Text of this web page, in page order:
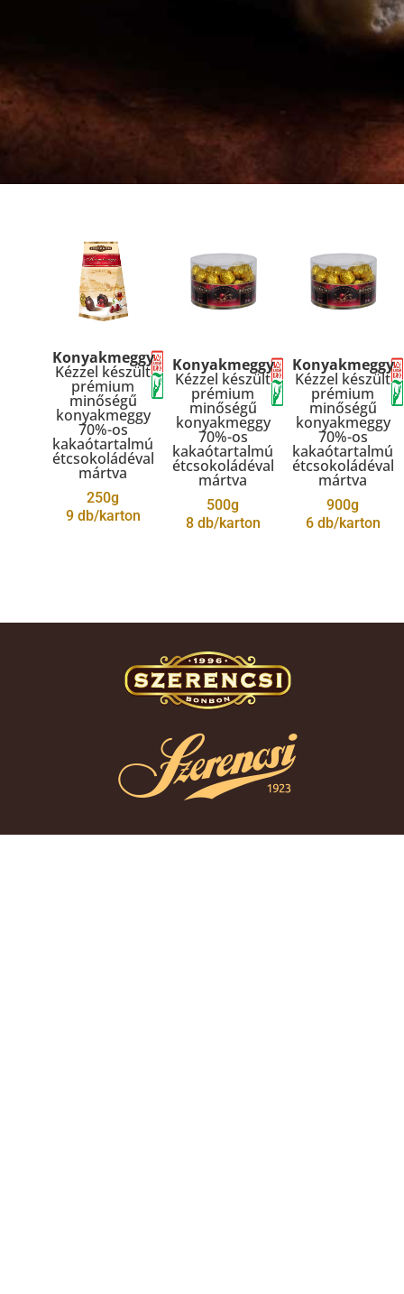
Konyakmeggy
Kézzel készült
prémium
minőségű
konyakmeggy
70%-os
kakaótartalmú
étcsokoládéval
mártva
250g
9 db/karton
Konyakmeggy
Kézzel készült
prémium
minőségű
konyakmeggy
70%-os
kakaótartalmú
étcsokoládéval
mártva
500g
8 db/karton
Konyakmeggy
Kézzel készült
prémium
minőségű
konyakmeggy
70%-os
kakaótartalmú
étcsokoládéval
mártva
900g
6 db/karton